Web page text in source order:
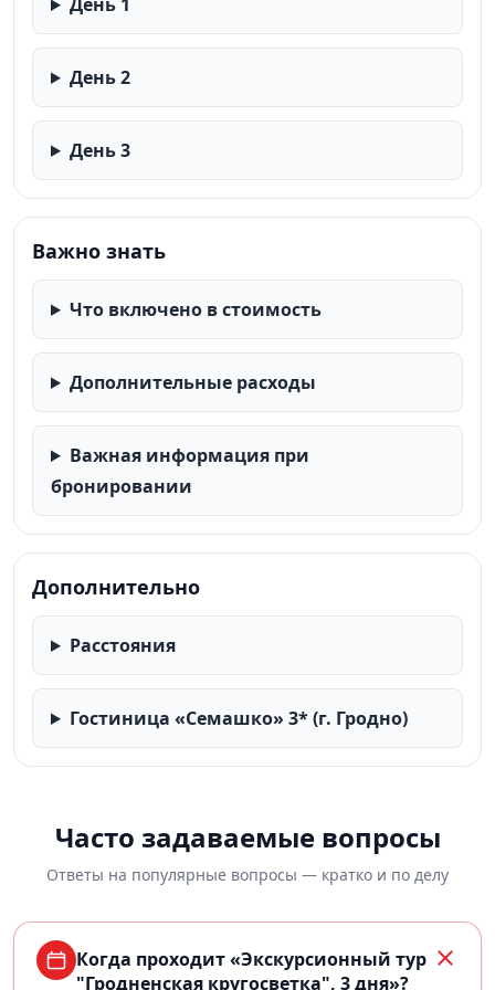
День 2
День 3
Важно знать
Что включено в стоимость
Дополнительные расходы
Важная информация при
бронировании
Дополнительно
Расстояния
Гостиница «Семашко» 3* (г. Гродно)
Часто задаваемые вопросы
Ответы на популярные вопросы — кратко и по делу
Когда проходит «Экскурсионный тур
"Гродненская кругосветка", 3 дня»?